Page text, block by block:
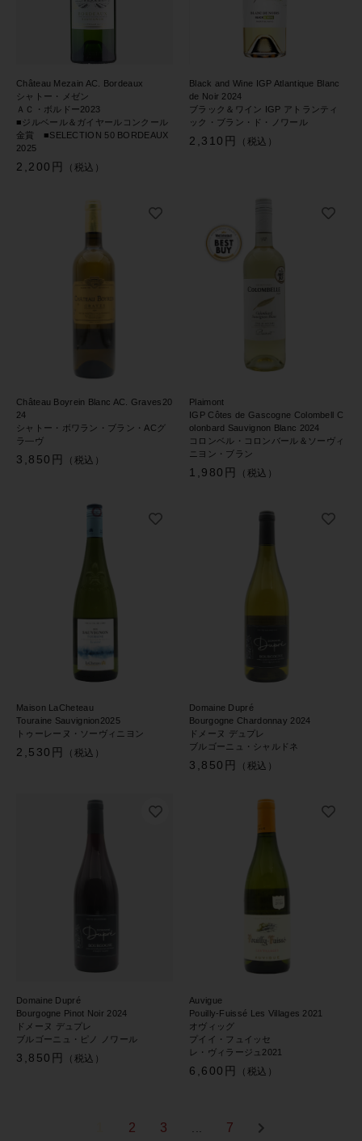
Château Mezain AC. Bordeaux
シャトー・メゼン
ＡＣ・ボルドー2023
■ジルベール＆ガイヤールコンクール
金賞 ■SELECTION 50 BORDEAUX
2025
2,200円 （税込）
Black and Wine IGP Atlantique Blanc
de Noir 2024
ブラック＆ワイン IGP アトランティ
ック・ブラン・ド・ノワール
2,310円 （税込）
Château Boyrein Blanc AC. Graves20
24
シャトー・ボワラン・ブラン・ACグ
ラ―ヴ
3,850円 （税込）
Plaimont
IGP Côtes de Gascogne Colombell C
olonbard Sauvignon Blanc 2024
コロンベル・コロンバール＆ソーヴィ
ニヨン・ブラン
1,980円 （税込）
Maison LaCheteau
Touraine Sauvignion2025
トゥーレーヌ・ソーヴィニヨン
2,530円 （税込）
Domaine Dupré
Bourgogne Chardonnay 2024
ドメーヌ デュプレ
ブルゴーニュ・シャルドネ
3,850円 （税込）
Domaine Dupré
Bourgogne Pinot Noir 2024
ドメーヌ デュプレ
ブルゴーニュ・ピノ ノワール
3,850円 （税込）
Auvigue
Pouilly-Fuissé Les Villages 2021
オヴィッグ
プイイ・フュイッセ
レ・ヴィラージュ2021
6,600円 （税込）
2 3 7